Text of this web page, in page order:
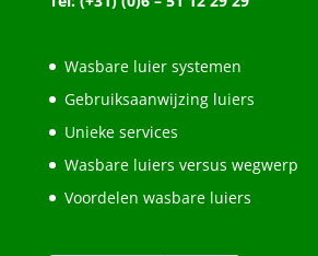
Wasbare luier systemen
Gebruiksaanwijzing luiers
Unieke services
Wasbare luiers versus wegwerp
Voordelen wasbare luiers